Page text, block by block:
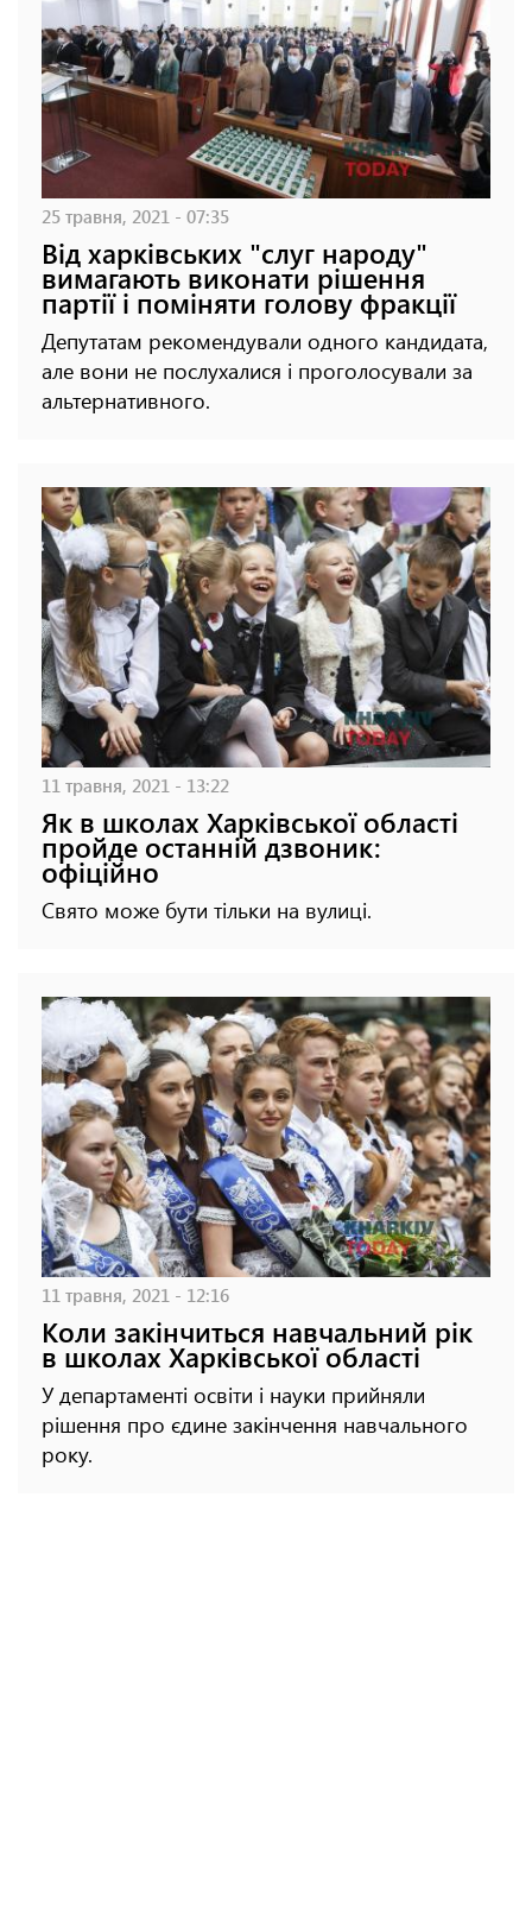
25 травня, 2021 - 07:35
Від харківських "слуг народу"
вимагають виконати рішення
партії і поміняти голову фракції
Депутатам рекомендували одного кандидата,
але вони не послухалися і проголосували за
альтернативного.
11 травня, 2021 - 13:22
Як в школах Харківської області
пройде останній дзвоник:
офіційно
Свято може бути тільки на вулиці.
11 травня, 2021 - 12:16
Коли закінчиться навчальний рік
в школах Харківської області
У департаменті освіти і науки прийняли
рішення про єдине закінчення навчального
року.